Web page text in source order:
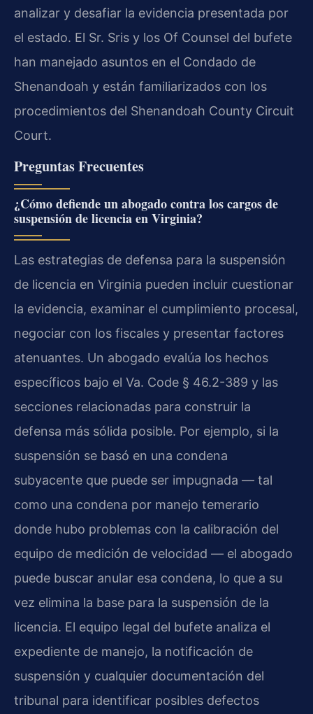
analizar y desafiar la evidencia presentada por
el estado. El Sr. Sris y los Of Counsel del bufete
han manejado asuntos en el Condado de
Shenandoah y están familiarizados con los
procedimientos del Shenandoah County Circuit
Court.
Preguntas Frecuentes
¿Cómo defiende un abogado contra los cargos de
suspensión de licencia en Virginia?
Las estrategias de defensa para la suspensión
de licencia en Virginia pueden incluir cuestionar
la evidencia, examinar el cumplimiento procesal,
negociar con los fiscales y presentar factores
atenuantes. Un abogado evalúa los hechos
específicos bajo el Va. Code § 46.2-389 y las
secciones relacionadas para construir la
defensa más sólida posible. Por ejemplo, si la
suspensión se basó en una condena
subyacente que puede ser impugnada — tal
como una condena por manejo temerario
donde hubo problemas con la calibración del
equipo de medición de velocidad — el abogado
puede buscar anular esa condena, lo que a su
vez elimina la base para la suspensión de la
licencia. El equipo legal del bufete analiza el
expediente de manejo, la notificación de
suspensión y cualquier documentación del
tribunal para identificar posibles defectos